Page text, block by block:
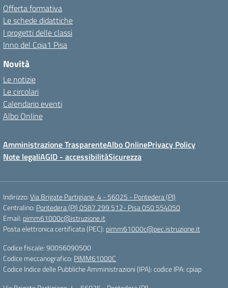
Offerta formativa
Le schede didattiche
I progetti delle classi
Inno del Cpia1 Pisa
Novità
Le notizie
Le circolari
Calendario eventi
Albo Online
Amministrazione TrasparenteAlbo OnlinePrivacy Policy
Note legaliAGID - accessibilitàSicurezza
Indirizzo:Via Brigate Partigiane, 4 - 56025 - Pontedera (PI)
Centralino: Pontedera (PI) 0587 299 512- Pisa 050 554050
Email: pimm61000c@istruzione.it
Posta elettronica certificata (PEC): pimm61000c@pec.istruzione.it
Codice fiscale: 90056090500
Codice meccanografico: PIMM61000C
Codice Indice delle Pubbliche Amministrazioni (IPA): codice IPA: cpiap